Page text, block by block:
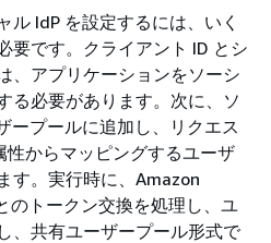
ル IdP を設定するには、いく
要です。クライアント ID とシ
、アプリケーションをソーシ
る必要があります。次に、ソ
ープールに追加し、リクエス
性からマッピングするユーザ
す。実行時に、Amazon
のトークン交換を処理し、ユ
、共有ユーザープール形式で